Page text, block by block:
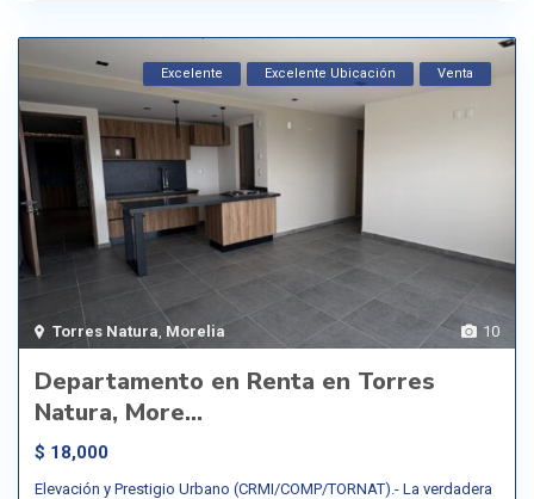
10
Torres Natura Morelia
Excelente Excelente Ubicación Venta
Departamento en Renta en Torres
Natura, More...
$ 18,000
Elevación y Prestigio Urbano (CRMI/COMP/TORNAT).- La verdadera